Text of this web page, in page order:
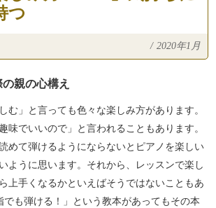
つ
/ 2020年1月
親の心構え
む」と言っても色々な楽しみ方があります。
味でいいので」と言われることもあります。
めて弾けるようにならないとピアノを楽しい
ように思います。それから、レッスンで楽し
上手くなるかといえばそうではないこともあ
でも弾ける！」という教本があってもその本